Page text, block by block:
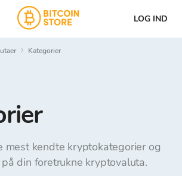
LOG IND
Kategorier
mest kendte kryptokategorier og
din foretrukne kryptovaluta.